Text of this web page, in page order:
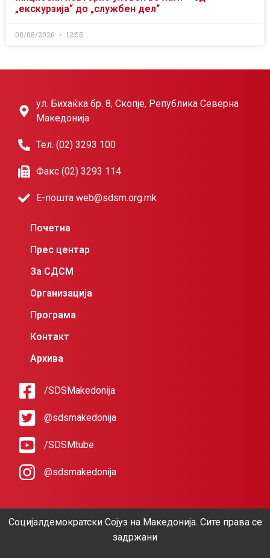
„екскурзија“ до „службен дел“
08/08/2026 12:55
ул. Бихаќка бр. 8, Скопје, Република Северна
Македонија
Тел. (02) 3293 100
Факс (02) 3293 114
Е-пошта web@sdsm.org.mk
Почетна
Прес центар
За СДСМ
Организација
Програма
Контакт
Архива
/SDSMakedonija
@sdsmakedonija
/SDSMtube
@sdsmakedonija
Социјалдемократски Сојуз на Македонија. Сите права се
задржани